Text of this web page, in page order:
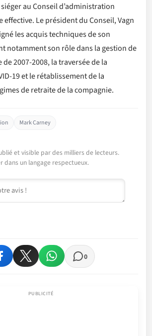
au Conseil d’administration
effective. Le président du Conseil, Vagn
les acquis techniques de son
notamment son rôle dans la gestion de
2007-2008, la traversée de la
19 et le rétablissement de la
de retraite de la compagnie.
Mark Carney
et visible par des milliers de lecteurs.
dans un langage respectueux.
0